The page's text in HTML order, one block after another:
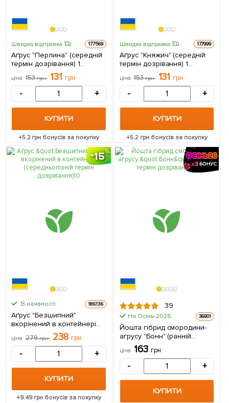
Швидка відправка 177569
Аґрус "Перлина" (середній
термін дозрівання) 1
саджанець в упаковці
ціна 153грн 131 грн
- +
КУПИТИ
+5.2грн бонусів за покупку
Швидка відправка 177999
Аґрус "Княжич" (середній
термін дозрівання) 1
саджанець в упаковці
ціна 153грн 131 грн
- +
КУПИТИ
+5.2 грн бонусів за покупку
15
В наявності. 186136
Аґрус "Безшипний"
вкорінений в контейнері
(середньопізній термін
дозрівання) 1 саджанець в
ціна 279грн 238 грн
- +
КУПИТИ
+9.49грн бонусів за покупку
39
На Осінь-2026 36901
Йошта гібрид смородини-
агрусу "Бонн" (ранній
термін дозрівання) 1
саджанець в упаковці
ціна 163 грн
- +
КУПИТИ